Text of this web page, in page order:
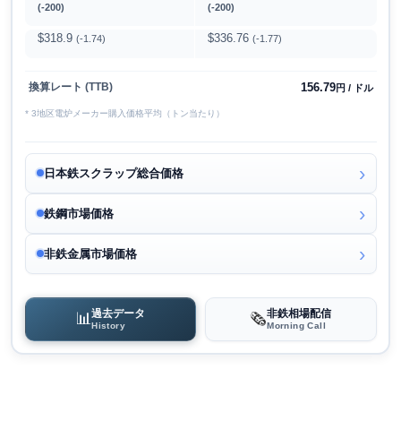
(-200) (-200)
$318.9 (-1.74) $336.76 (-1.77)
換算レート (TTB) 156.79円 / ドル
* 3地区電炉メーカー購入価格平均（トン当たり）
日本鉄スクラップ総合価格
鉄鋼市場価格
非鉄金属市場価格
📊過去データ
History 🗞️非鉄相場配信
Morning Call